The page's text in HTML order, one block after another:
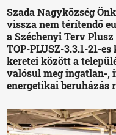
Szada Nagyközség
vissza nem térítendő
a Széchenyi Terv
TOP-PLUSZ-3.3.1-21-
keretei között a
valósul meg ingatlan-
energetikai beruházás